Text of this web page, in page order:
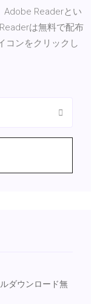
Adobe Readerとい
は無料で配布
コンをクリックし
ダウンロード無